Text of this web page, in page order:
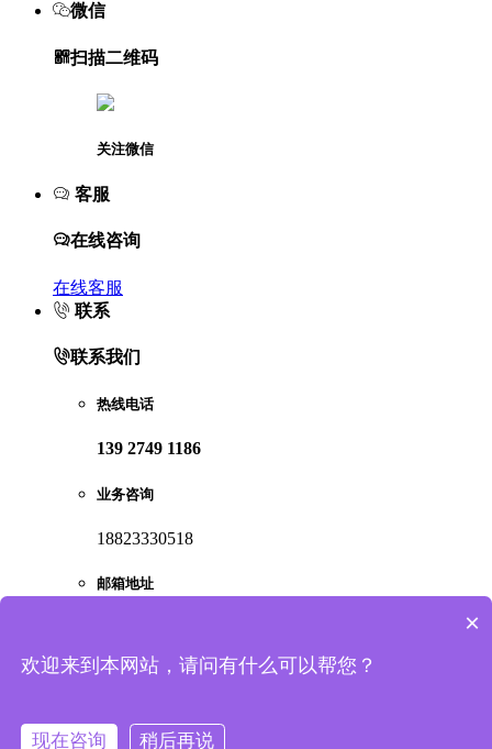
微信
扫描二维码
关注微信
客服
在线咨询
在线客服
联系
联系我们
热线电话
139 2749 1186
业务咨询
18823330518
邮箱地址
查看更多联系方式，地址
回到顶部
×
欢迎来到本网站，请问有什么可以帮您？
现在咨询 稍后再说